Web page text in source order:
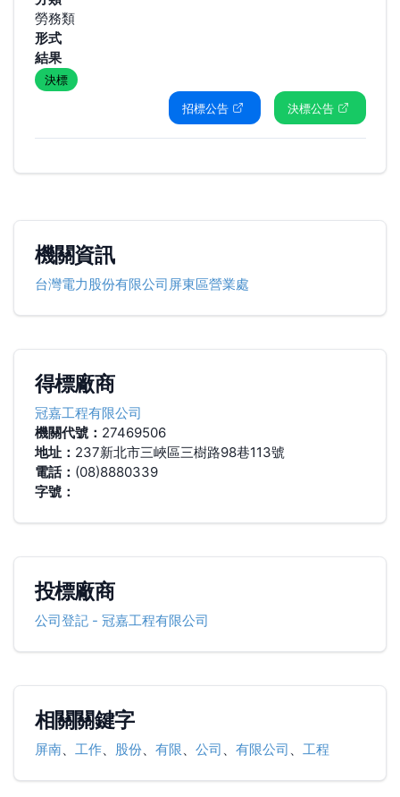
勞務類
形式
結果
決標
招標公告
決標公告
機關資訊
台灣電力股份有限公司屏東區營業處
得標廠商
冠嘉工程有限公司
機關代號： 27469506
地址： 237新北市三峽區三樹路98巷113號
電話： (08)8880339
字號：
投標廠商
公司登記- 冠嘉工程有限公司
相關關鍵字
屏南、 工作、 股份、 有限、 公司 、 有限公司 、 工程